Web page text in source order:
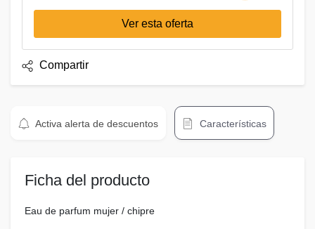
Ver esta oferta
Compartir
Activa alerta de descuentos Características
Ficha del producto
Eau de parfum mujer / chipre